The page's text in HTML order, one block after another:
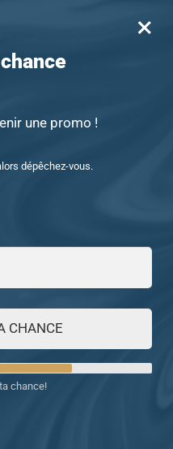
0
le code : UNIQUE15
ET”
×
une promo !
dépêchez-vous.
CHANCE
chance!